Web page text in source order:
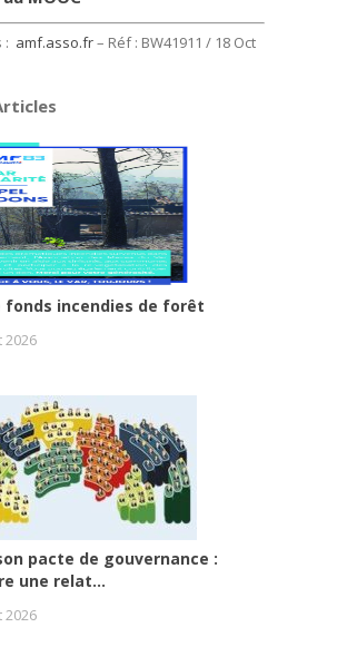
: amf.asso.fr– Réf : BW41911 / 18 Oct
fonds incendies de forêt
2026
pacte de gouvernance :
une relat...
2026